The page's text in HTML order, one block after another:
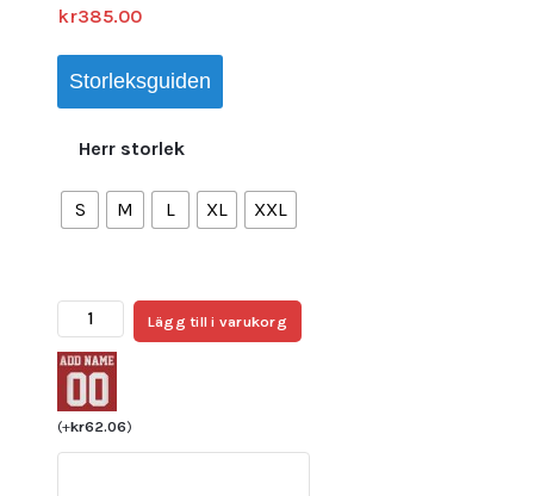
kr385.00
Storleksguiden
Herr storlek
S M L XL XXL
Billiga
Fotbollströjor
Portugal
Bortatröja
VM
2022
Lägg till i varukorg
(+kr62.06)